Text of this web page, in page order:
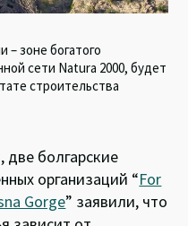
– зоне богатого
сети Natura 2000, будет
строительства
две болгарские
организаций “For
Gorge” заявили, что